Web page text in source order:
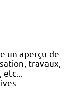
un aperçu de
travaux,